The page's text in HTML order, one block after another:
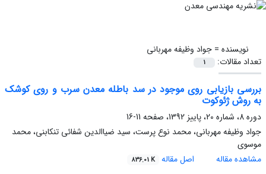
نویسنده =جواد وظیفه مهربانی
تعداد مقالات:
1
بررسی بازیابی روی موجود در سد باطله معدن سرب و روی کوشک
به روش ژئوکوت
دوره 8، شماره 20، پاییز 1392، صفحه
11-16
جواد وظیفه مهربانی، محمد نوع پرست، سید ضیاالدین شفائی تنکابنی، محمد
موسوی
مشاهده مقاله
اصل مقاله 836.01 K